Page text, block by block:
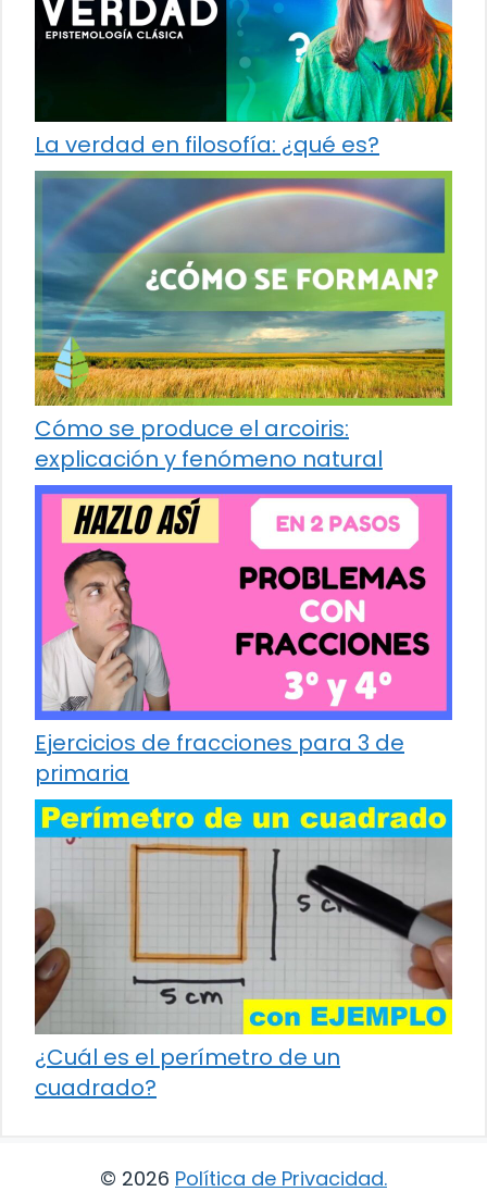
La verdad en filosofía: ¿qué es?
Cómo se produce el arcoiris:
explicación y fenómeno natural
Ejercicios de fracciones para 3 de
primaria
¿Cuál es el perímetro de un
cuadrado?
© 2026 Política de Privacidad.